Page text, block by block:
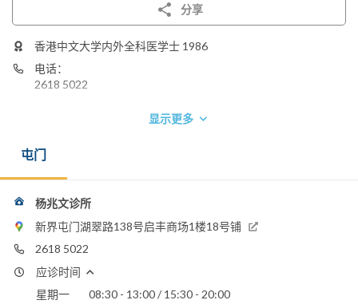
分享
香港中文大学内外全科医学士 1986
电话：
2618 5022
显示更多
屯门
杨兆文诊所
新界屯门湖翠路138号启丰商场1楼18号铺
2618 5022
应诊时间
星期一
08:30 - 13:00 / 15:30 - 20:00